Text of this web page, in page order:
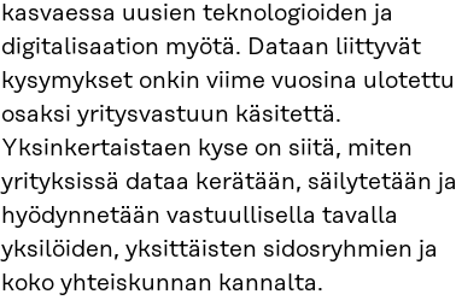
kasvaessa uusien teknologioiden ja
digitalisaation myötä. Dataan liittyvät
kysymykset onkin viime vuosina ulotettu
osaksi yritysvastuun käsitettä.
Yksinkertaistaen kyse on siitä, miten
yrityksissä dataa kerätään, säilytetään ja
hyödynnetään vastuullisella tavalla
yksilöiden, yksittäisten sidosryhmien ja
koko yhteiskunnan kannalta.